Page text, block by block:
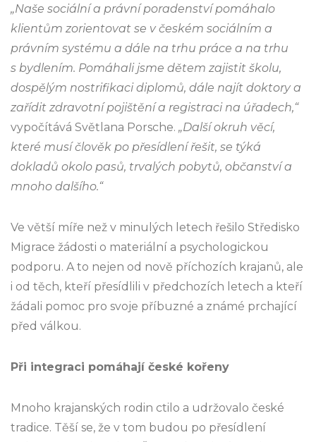
„Naše sociální a právní poradenství pomáhalo
klientům zorientovat se v českém sociálním a
právním systému a dále na trhu práce a na trhu
s bydlením. Pomáhali jsme dětem zajistit školu,
dospělým nostrifikaci diplomů, dále najít doktory a
zařídit zdravotní pojištění a registraci na úřadech,“
vypočítává Světlana Porsche. „Další okruh věcí,
které musí člověk po přesídlení řešit, se týká
dokladů okolo pasů, trvalých pobytů, občanství a
mnoho dalšího.“
Ve větší míře než v minulých letech řešilo Středisko
Migrace žádosti o materiální a psychologickou
podporu. A to nejen od nově příchozích krajanů, ale
i od těch, kteří přesídlili v předchozích letech a kteří
žádali pomoc pro svoje příbuzné a známé prchající
před válkou.
Při integraci pomáhají české kořeny
Mnoho krajanských rodin ctilo a udržovalo české
tradice. Těší se, že v tom budou po přesídlení